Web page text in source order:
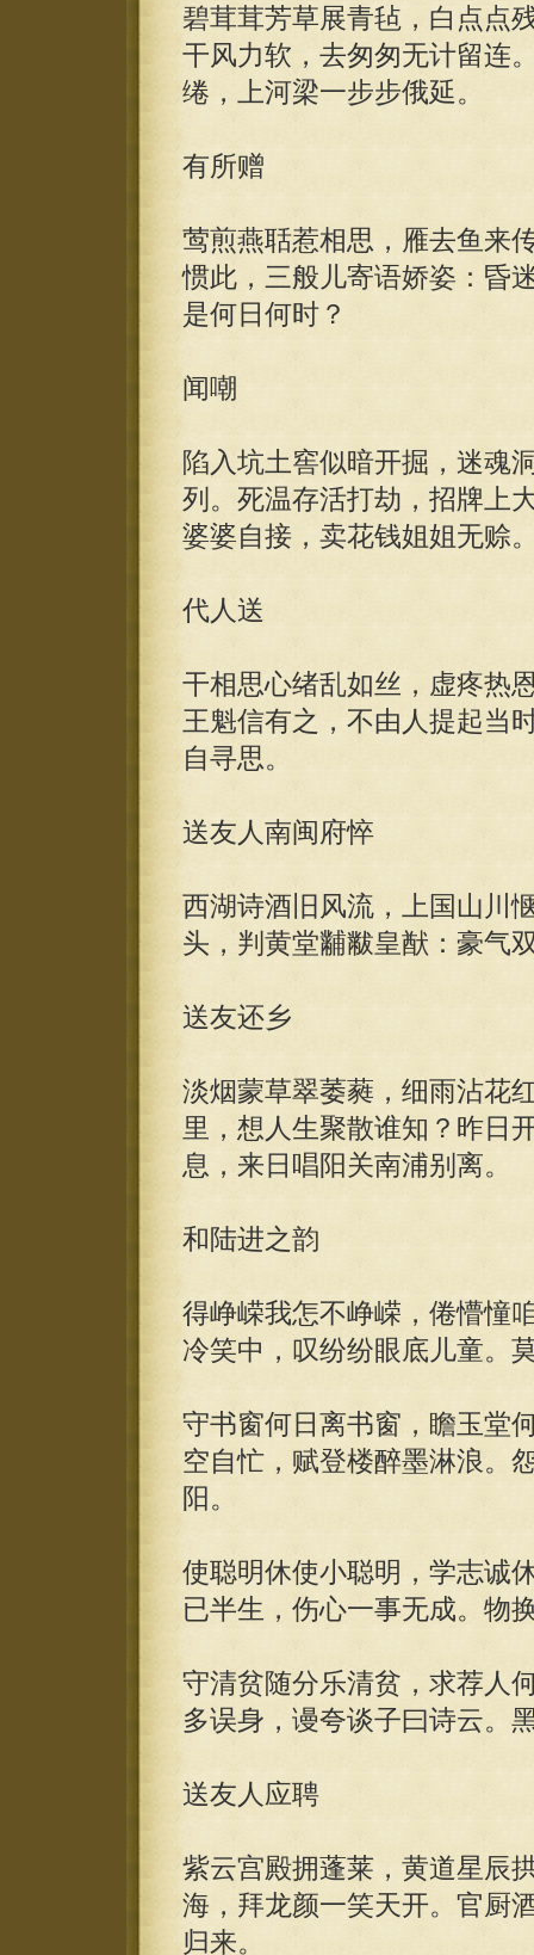
碧茸茸芳草展青毡，白点点
干风力软，去匆匆无计留连
绻，上河梁一步步俄延。
有所赠
莺煎燕聒惹相思，雁去鱼来
惯此，三般儿寄语娇姿：昏
是何日何时？
闻嘲
陷入坑土窖似暗开掘，迷魂
列。死温存活打劫，招牌上
婆婆自接，卖花钱姐姐无赊
代人送
干相思心绪乱如丝，虚疼热
王魁信有之，不由人提起当
自寻思。
送友人南闽府悴
西湖诗酒旧风流，上国山川
头，判黄堂黼黻皇猷：豪气
送友还乡
淡烟蒙草翠萎蕤，细雨沾花
里，想人生聚散谁知？昨日
息，来日唱阳关南浦别离。
和陆进之韵
得峥嵘我怎不峥嵘，倦懵憧
冷笑中，叹纷纷眼底儿童。
守书窗何日离书窗，瞻玉堂
空自忙，赋登楼醉墨淋浪。
阳。
使聪明休使小聪明，学志诚
已半生，伤心一事无成。物
守清贫随分乐清贫，求荐人
多误身，谩夸谈子曰诗云。
送友人应聘
紫云宫殿拥蓬莱，黄道星辰
海，拜龙颜一笑天开。官厨
归来。